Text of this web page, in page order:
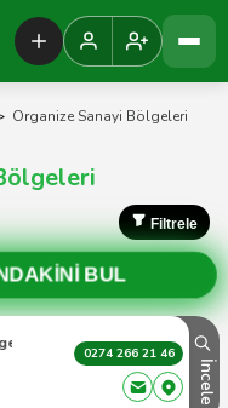
Organize Sanayi Bölgeleri
Filtrele
BUL
0274 266 21 46
İncele